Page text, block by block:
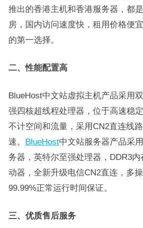
推出的香港主机和香港服务器，都
房，国内访问速度快，租用价格便
的第一选择。
二、性能配置高
BlueHost中文站虚拟主机产品采用
强四核超线程处理器，位于高速稳
不计空间和流量，采用CN2直连线
速。 BlueHost中文站服务器产品采
务器，英特尔至强处理器，DDR3内
动器，全新升级电信CN2直连，多
99.99%正常运行时间保证。
三、优质售后服务